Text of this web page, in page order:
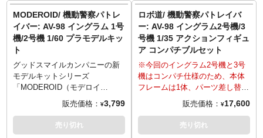
能な左前腕部用シールド、差し
替えハンドパーツ、フェイスガ
ードが上がったヘッドパーツ、
「ロボ道」共通アクションスタ
ンドも付属。
めるモデルキットです。
アニメ『機動警察パトレイバ
ー』より陸上自衛隊所属の空挺
レイバー「ARL-99ヘルダイバ
ー」が1/60スケールのプラスチ
ックモデルになって登場！劇中
さながらのスタイルで造形され
たリアルモデル。各関節可動、
40mm速射砲、コンバットナイ
フ、頭部パーツ予備が付属。主
素材はPS＆ABS。装甲・関節
タイル、ギミック、ともに楽し
めるモデルキットです。
アニメ『機動警察パトレイバ
ー』より警察用レイバー「AV-98
イングラム」と作業用レイバー
「HL-97ブルドッグ」のセットが
1/60スケールのプラスチックモ
デルで登場！劇中さながらのス
ル。各関節可動、各種武装付
属。イングラムは「1号機」「2
号機」どちらかを選択して組み
MODEROID/ 機動警察パトレ
イバー: AV-98 イングラム 1号
機/2号機 1/60 プラモデルキッ
ト
グッドスマイルカンパニーの新
モデルキットシリーズ
「MODEROID（モデロイ
ド）」。一部彩色済みの組み立
てキットで、組み立てるだけで
作品イメージの仕上がりを再現
します。フィギュアファンから
販売価格： ¥3,799
売り切れ
ロボ道/ 機動警察パトレイバ
ー: AV-98 イングラム2号機/3
号機 1/35 アクションフィギュ
ア コンパチブルセット
※今回のイングラム2号機と3号
機はコンパチ仕様のため、本体
フレームは1体、パーツ差し替え
によりそれぞれが再現可能とな
threezeroの新シリーズ「ロボ
道」より、『機動警察パトレイ
販売価格： ¥17,600
売り切れ